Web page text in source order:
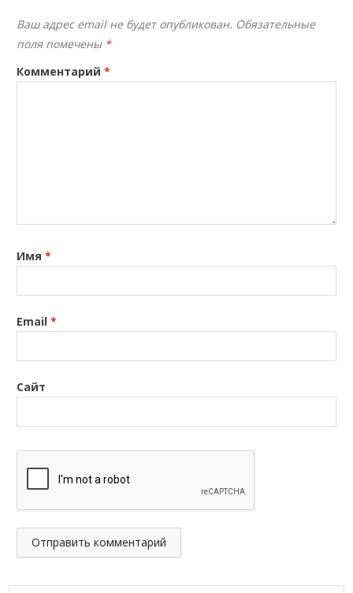
Ваш адрес email не будет опубликован. Обязательные
поля помечены *
Комментарий*
Имя*
Email*
Сайт